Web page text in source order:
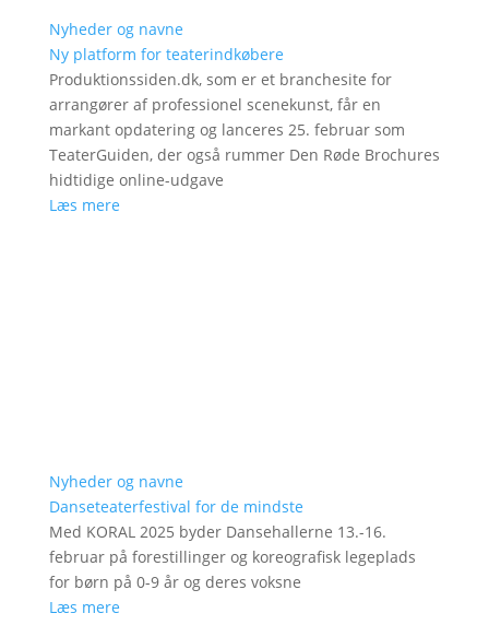
Nyheder og navne
Ny platform for teaterindkøbere
Produktionssiden.dk, som er et branchesite for
arrangører af professionel scenekunst, får en
markant opdatering og lanceres 25. februar som
TeaterGuiden, der også rummer Den Røde Brochures
hidtidige online-udgave
Læs mere
Nyheder og navne
Danseteaterfestival for de mindste
Med KORAL 2025 byder Dansehallerne 13.-16.
februar på forestillinger og koreografisk legeplads
for børn på 0-9 år og deres voksne
Læs mere